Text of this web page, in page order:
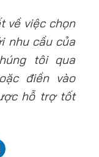
về việc chọn
nhu cầu của
tôi qua
điền vào
hỗ trợ tốt